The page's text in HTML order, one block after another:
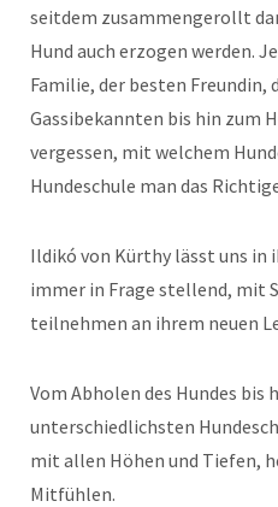
seitdem zusammengerollt
Hund auch erzogen werden.
Familie, der besten Freundin,
Gassibekannten bis hin zum
vergessen, mit welchem
Hundeschule man das
Ildikó von Kürthy lässt uns in
immer in Frage stellend, mit
teilnehmen an ihrem neuen
Vom Abholen des Hundes bis
unterschiedlichsten
mit allen Höhen und Tiefen,
Mitfühlen.